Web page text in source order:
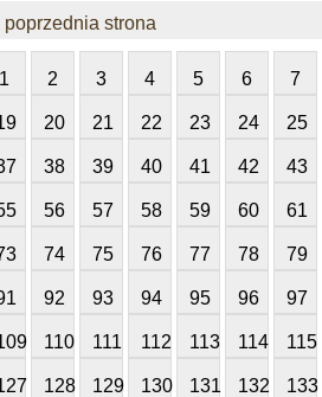
poprzednia strona
1 2 3 4 5 6 7
20 21 22 23 24 25
38 39 40 41 42 43
56 57 58 59 60 61
74 75 76 77 78 79
92 93 94 95 96 97
110 111 112 113 114 115
128 129 130 131 132 133